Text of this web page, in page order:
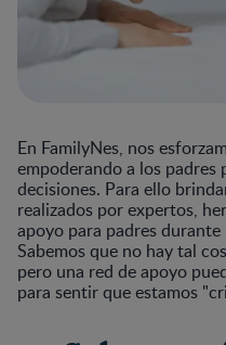
En FamilyNes, nos
empoderando a los padres
decisiones. Para ello
realizados por expertos,
apoyo para padres
Sabemos que no hay tal
pero una red de apoyo
para sentir que estamos